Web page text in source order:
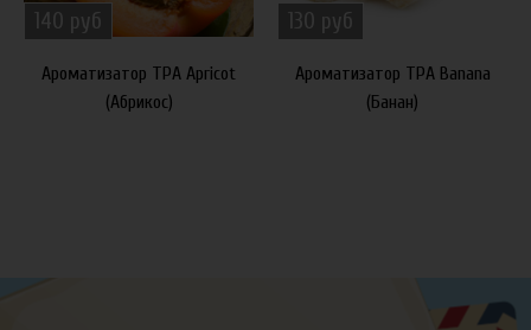
140 руб
Ароматизатор TPA Apricot
(Абрикос)
130 руб
Ароматизатор TPA Banana
(Банан)